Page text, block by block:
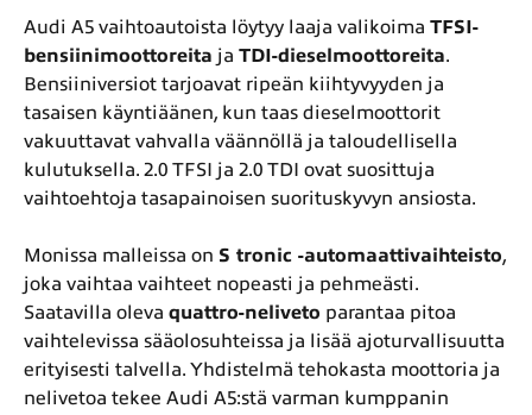
Audi A5 vaihtoautoista löytyy laaja valikoima TFSI-
bensiinimoottoreita ja TDI-dieselmoottoreita.
Bensiiniversiot tarjoavat ripeän kiihtyvyyden ja
tasaisen käyntiäänen, kun taas dieselmoottorit
vakuuttavat vahvalla väännöllä ja taloudellisella
kulutuksella. 2.0 TFSI ja 2.0 TDI ovat suosittuja
vaihtoehtoja tasapainoisen suorituskyvyn ansiosta.
Monissa malleissa on S tronic -automaattivaihteisto,
joka vaihtaa vaihteet nopeasti ja pehmeästi.
Saatavilla oleva quattro-neliveto parantaa pitoa
vaihtelevissa sääolosuhteissa ja lisää ajoturvallisuutta
erityisesti talvella. Yhdistelmä tehokasta moottoria ja
nelivetoa tekee Audi A5:stä varman kumppanin